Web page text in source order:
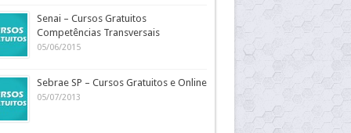
Senai – Cursos Gratuitos
Competências Transversais
05/06/2015
Sebrae SP – Cursos Gratuitos e Online
05/07/2013